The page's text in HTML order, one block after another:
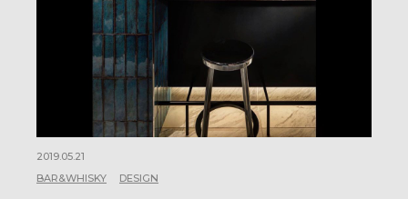
2019.05.21
BAR&WHISKY
DESIGN